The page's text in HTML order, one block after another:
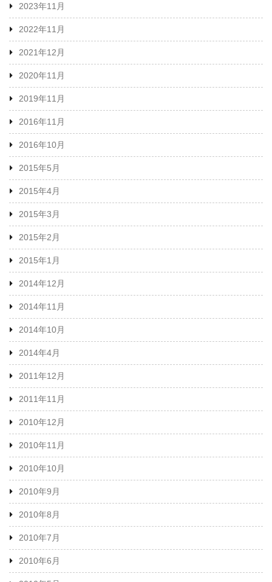
2023年11月
2022年11月
2021年12月
2020年11月
2019年11月
2016年11月
2016年10月
2015年5月
2015年4月
2015年3月
2015年2月
2015年1月
2014年12月
2014年11月
2014年10月
2014年4月
2011年12月
2011年11月
2010年12月
2010年11月
2010年10月
2010年9月
2010年8月
2010年7月
2010年6月